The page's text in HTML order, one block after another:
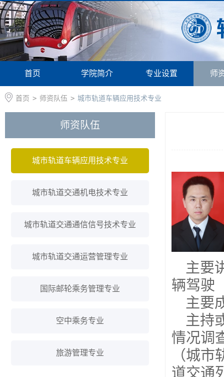
首页 学院简介 专业设置 师
首页 > 师资队伍 > 城市轨道车辆应用技术专业
师资队伍
城市轨道车辆应用技术专业
城市轨道交通机电技术专业
城市轨道交通通信信号技术专业
城市轨道交通运营管理专业
国际邮轮乘务管理专业
空中乘务专业
旅游管理专业
主要
辆驾驶
主要
主持
情况调
（城
道交通